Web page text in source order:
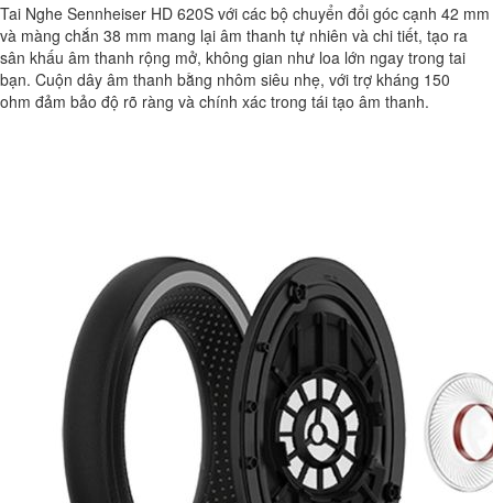
Tai Nghe Sennheiser HD 620S với các bộ chuyển đổi góc cạnh 42 mm
và màng chắn 38 mm mang lại âm thanh tự nhiên và chi tiết, tạo ra
sân khấu âm thanh rộng mở, không gian như loa lớn ngay trong tai
bạn. Cuộn dây âm thanh bằng nhôm siêu nhẹ, với trợ kháng 150
ohm đảm bảo độ rõ ràng và chính xác trong tái tạo âm thanh.